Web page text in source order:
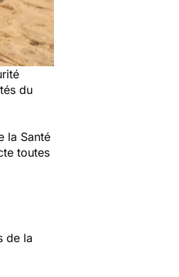
du
la Santé
toutes
de la